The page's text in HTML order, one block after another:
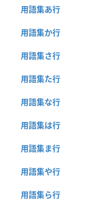
用語集あ行
用語集か行
用語集さ行
用語集た行
用語集な行
用語集は行
用語集ま行
用語集や行
用語集ら行